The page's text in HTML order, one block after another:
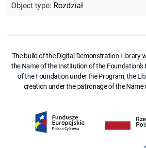
Object type: Rozdział
The build of the Digital Demonstration Library
the Name of the Institution of the Foundation's
of the Foundation under the Program, the
creation under the patronage of the